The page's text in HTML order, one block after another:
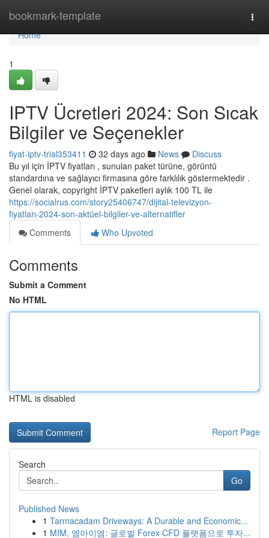
bookmark-template
Home
Home
1
IPTV Ücretleri 2024: Son Sıcak
Bilgiler ve Seçenekler
fiyat-iptv-trial353411 32 days ago News
Discuss
Bu yıl için İPTV fiyatları , sunulan paket türüne, görüntü
standardına ve sağlayıcı firmasına göre farklılık göstermektedir .
Genel olarak, copyright İPTV paketleri aylık 100 TL ile
https://socialrus.com/story25406747/dijital-televizyon-
fiyatları-2024-son-aktüel-bilgiler-ve-alternatifler
Comments
Who Upvoted
Comments
Submit a Comment
No HTML
HTML is disabled
Report Page
Search
Go
Published News
1 Tarmacadam Driveways: A Durable and Economic...
1 MIM, 엠아이엠: 글로벌 Forex·CFD 플랫폼으로 투자...